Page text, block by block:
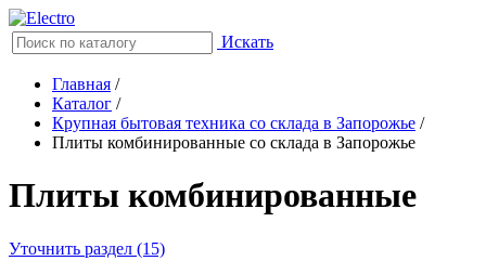
Искать
Главная /
Каталог /
Крупная бытовая техника со склада в Запорожье /
Плиты комбинированные со склада в Запорожье
Плиты комбинированные
Уточнить раздел (15)